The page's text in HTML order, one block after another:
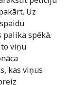
Uz
spēkā.
viņu
kas viņus